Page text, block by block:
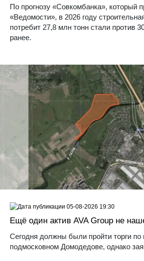
По прогнозу «Совкомбанка», который
«Ведомости», в 2026 году
потребит 27,8 млн тонн стали против
ранее.
Ещё один актив AVA Group не
Сегодня должны были пройти торги по
подмосковном Домодедове, однако
05-08-2026 19:30